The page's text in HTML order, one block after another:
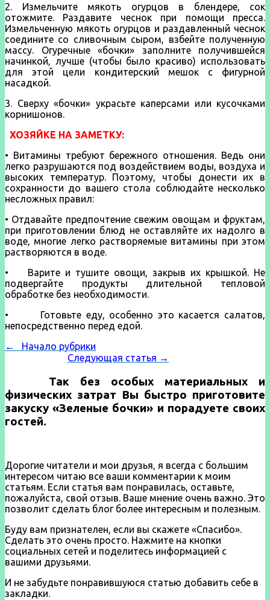
2. Измельчите мякоть огурцов в блендере, сок
отожмите. Раздавите чеснок при помощи пресса.
Измельченную мякоть огурцов и раздавленный чеснок
соедините со сливочным сыром, взбейте полученную
массу. Огуречные «бочки» заполните получившейся
начинкой, лучше (чтобы было красиво) использовать
для этой цели кондитерский мешок с фигурной
насадкой.
3. Сверху «бочки» украсьте каперсами или кусочками
корнишонов.
ХОЗЯЙКЕ НА ЗАМЕТКУ:
• Витамины требуют бережного отношения. Ведь они
легко разрушаются под воздействием воды, воздуха и
высоких температур. Поэтому, чтобы донести их в
сохранности до вашего стола соблюдайте несколько
несложных правил:
• Отдавайте предпочтение свежим овощам и фруктам,
при приготовлении блюд не оставляйте их надолго в
воде, многие легко растворяемые витамины при этом
растворяются в воде.
• Варите и тушите овощи, закрыв их крышкой. Не
подвергайте продукты длительной тепловой
обработке без необходимости.
• Готовьте еду, особенно это касается салатов,
непосредственно перед едой.
← Начало рубрики
Следующая статья →
Так без особых материальных и
физических затрат Вы быстро приготовите
закуску «Зеленые бочки» и порадуете своих
гостей.
Дорогие читатели и мои друзья, я всегда с большим
интересом читаю все ваши комментарии к моим
статьям. Если статья вам понравилась, оставьте,
пожалуйста, свой отзыв. Ваше мнение очень важно. Это
позволит сделать блог более интересным и полезным.
Буду вам признателен, если вы скажете «Спасибо».
Сделать это очень просто. Нажмите на кнопки
социальных сетей и поделитесь информацией с
вашими друзьями.
И не забудьте понравившуюся статью добавить себе в
закладки.